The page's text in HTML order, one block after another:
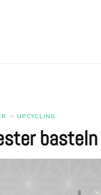
UPCYCLING
basteln